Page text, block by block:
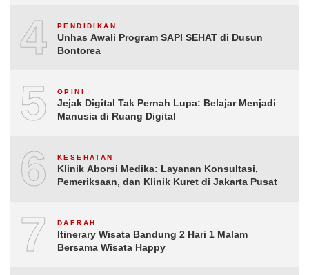
4 PENDIDIKAN
Unhas Awali Program SAPI SEHAT di Dusun
Bontorea
5 OPINI
Jejak Digital Tak Pernah Lupa: Belajar Menjadi
Manusia di Ruang Digital
6 KESEHATAN
Klinik Aborsi Medika: Layanan Konsultasi,
Pemeriksaan, dan Klinik Kuret di Jakarta Pusat
7 DAERAH
Itinerary Wisata Bandung 2 Hari 1 Malam
Bersama Wisata Happy